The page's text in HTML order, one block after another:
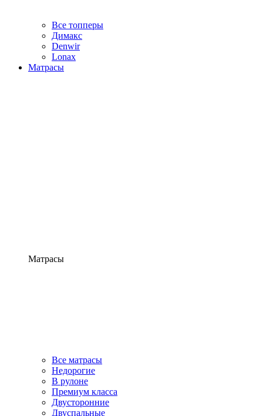
Все топперы
Димакс
Denwir
Lonax
Матрасы
Матрасы
Все матрасы
Недорогие
В рулоне
Премиум класса
Двусторонние
Двуспальные